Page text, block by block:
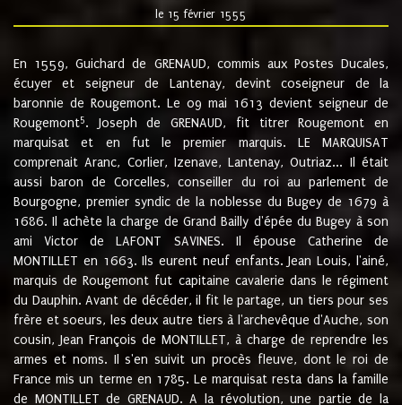
le 15 février 1555
En 1559, Guichard de GRENAUD, commis aux Postes Ducales,
écuyer et seigneur de Lantenay, devint coseigneur de la
baronnie de Rougemont. Le 09 mai 1613 devient seigneur de
Rougemont5. Joseph de GRENAUD, fit titrer Rougemont en
marquisat et en fut le premier marquis. LE MARQUISAT
comprenait Aranc, Corlier, Izenave, Lantenay, Outriaz... Il était
aussi baron de Corcelles, conseiller du roi au parlement de
Bourgogne, premier syndic de la noblesse du Bugey de 1679 à
1686. Il achète la charge de Grand Bailly d'épée du Bugey à son
ami Victor de LAFONT SAVINES. Il épouse Catherine de
MONTILLET en 1663. Ils eurent neuf enfants. Jean Louis, l'ainé,
marquis de Rougemont fut capitaine cavalerie dans le régiment
du Dauphin. Avant de décéder, il fit le partage, un tiers pour ses
frère et soeurs, les deux autre tiers à l'archevêque d'Auche, son
cousin, Jean François de MONTILLET, à charge de reprendre les
armes et noms. Il s'en suivit un procès fleuve, dont le roi de
France mis un terme en 1785. Le marquisat resta dans la famille
de MONTILLET de GRENAUD. A la révolution, une partie de la